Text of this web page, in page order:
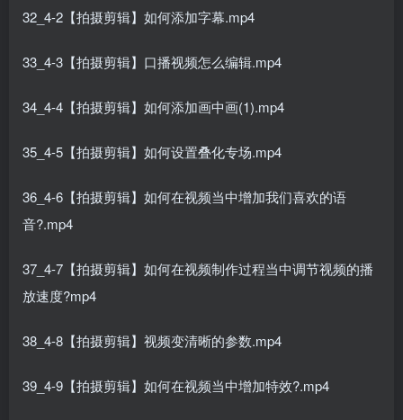
32_4-2【拍摄剪辑】如何添加字幕.mp4
33_4-3【拍摄剪辑】口播视频怎么编辑.mp4
34_4-4【拍摄剪辑】如何添加画中画(1).mp4
35_4-5【拍摄剪辑】如何设置叠化专场.mp4
36_4-6【拍摄剪辑】如何在视频当中增加我们喜欢的语
音?.mp4
37_4-7【拍摄剪辑】如何在视频制作过程当中调节视频的播
放速度?mp4
38_4-8【拍摄剪辑】视频变清晰的参数.mp4
39_4-9【拍摄剪辑】如何在视频当中增加特效?.mp4